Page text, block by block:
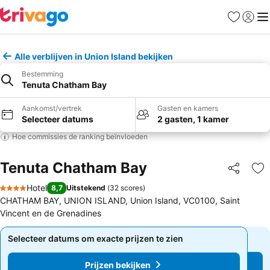
Favorieten
Alle verblijven in Union Island bekijken
Bestemming
Tenuta Chatham Bay
Aankomst/vertrek
Selecteer datums
Gasten en kamers
2 gasten, 1 kamer
Hoe commissies de ranking beïnvloeden
Tenuta Chatham Bay Delen
4 Sterren
Hotel 8,7 Uitstekend (32 scores)
CHATHAM BAY, UNION ISLAND, Union Island, VC0100, Saint
Vincent en de Grenadines
Selecteer datums om exacte prijzen te zien
Prijzen bekijken
Selecteer datums om exacte prijzen te zien
Prijzen bekijken